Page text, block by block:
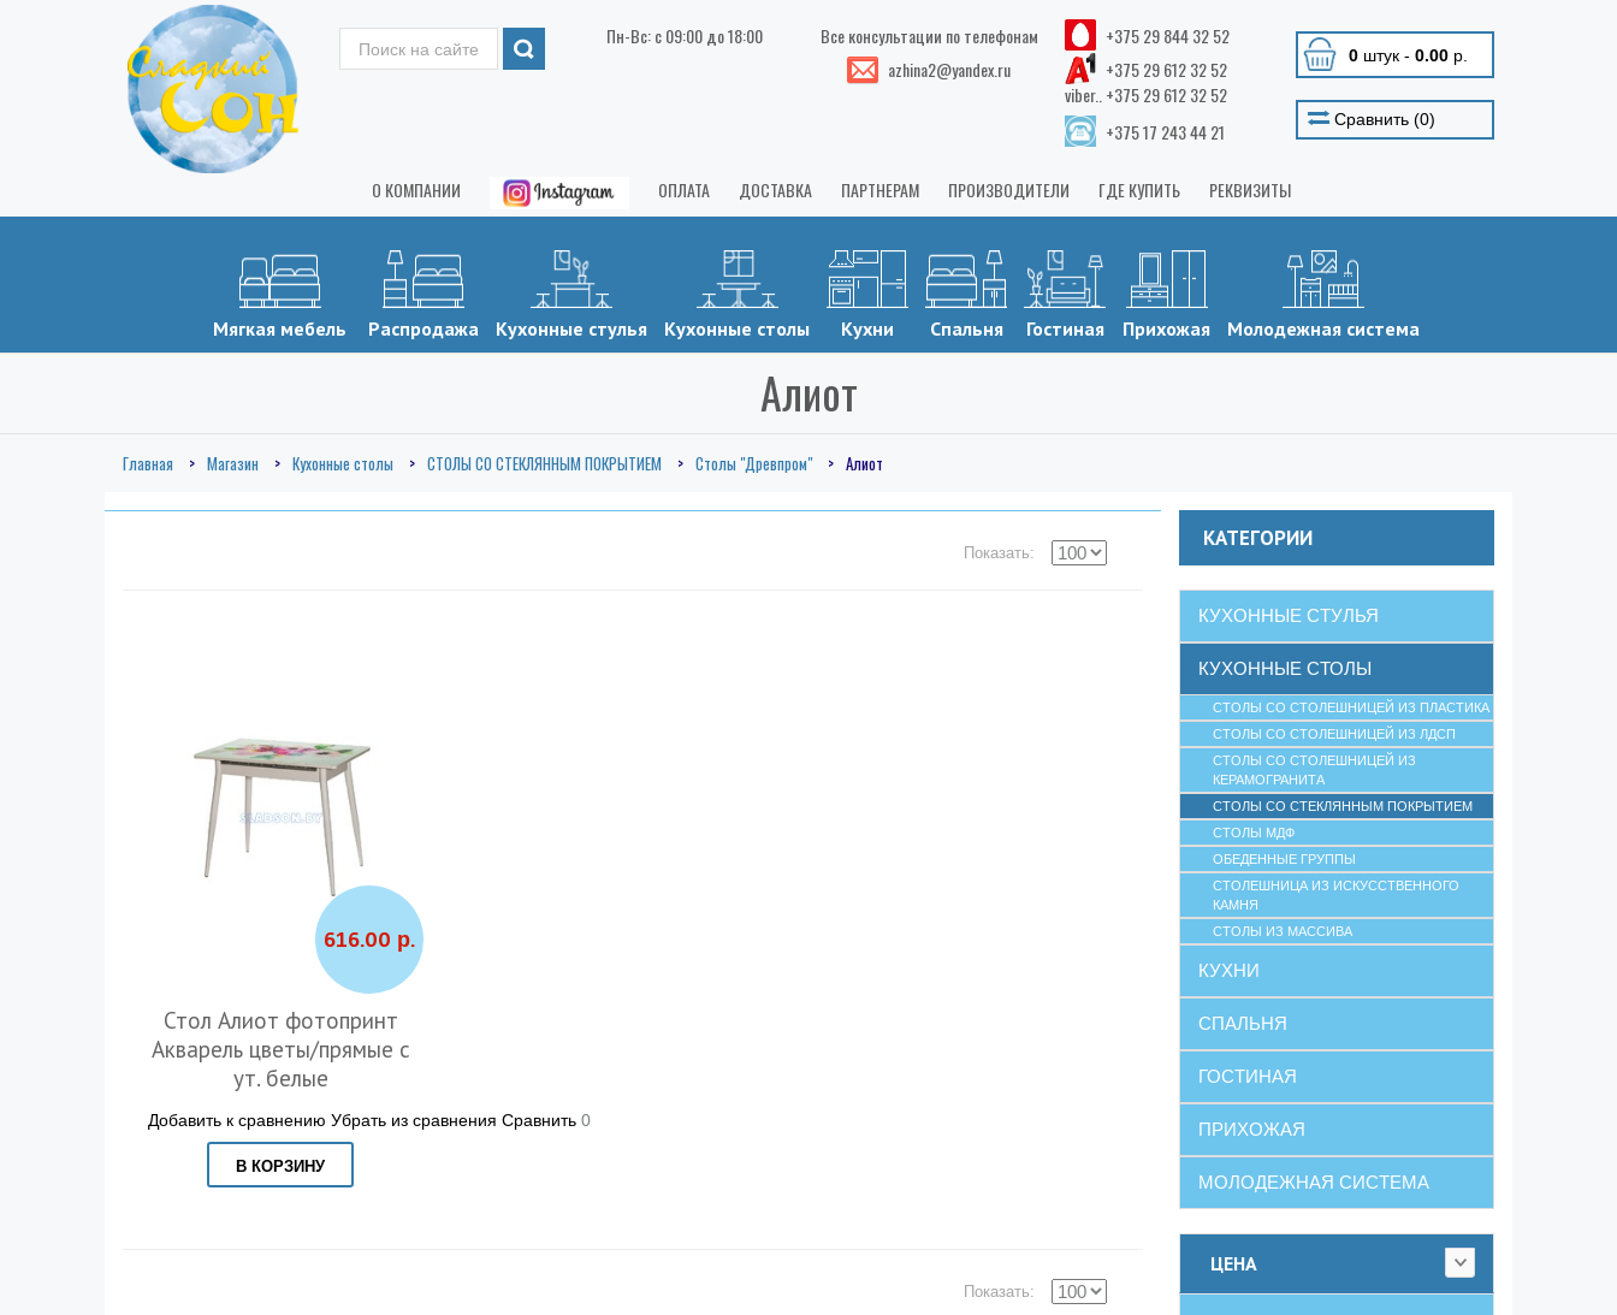
Пн-Вс: с 09:00 до 18:00
Все консультации по телефонам
azhina2@yandex.ru
+375 29 844 32 52
+375 29 612 32 52
viber.. +375 29 612 32 52
+375 17 243 44 21
0штук - 0.00р.
Сравнить (0)
О КОМПАНИИ ОПЛАТА ДОСТАВКА ПАРТНЕРАМ ПРОИЗВОДИТЕЛИ ГДЕ КУПИТЬ РЕКВИЗИТЫ
Мягкая мебель Распродажа Кухонные стулья Кухонные столы Кухни Спальня Гостиная Прихожая Молодежная система
Алиот
Главная Магазин Кухонные столы СТОЛЫ СО СТЕКЛЯННЫМ ПОКРЫТИЕМ Столы "Древпром" Алиот
Показать:
616.00 р.
Стол Алиот фотопринт
Акварель цветы/прямые с
ут. белые
Добавить к сравнению Убрать из сравнения Сравнить 0
В КОРЗИНУ
Показать:
КАТЕГОРИИ
КУХОННЫЕ СТУЛЬЯ
КУХОННЫЕ СТОЛЫ
СТОЛЫ СО СТОЛЕШНИЦЕЙ ИЗ ПЛАСТИКА
СТОЛЫ СО СТОЛЕШНИЦЕЙ ИЗ ЛДСП
СТОЛЫ СО СТОЛЕШНИЦЕЙ ИЗ
КЕРАМОГРАНИТА
СТОЛЫ СО СТЕКЛЯННЫМ ПОКРЫТИЕМ
СТОЛЫ МДФ
ОБЕДЕННЫЕ ГРУППЫ
СТОЛЕШНИЦА ИЗ ИСКУССТВЕННОГО
КАМНЯ
СТОЛЫ ИЗ МАССИВА
КУХНИ
СПАЛЬНЯ
ГОСТИНАЯ
ПРИХОЖАЯ
МОЛОДЕЖНАЯ СИСТЕМА
ЦЕНА